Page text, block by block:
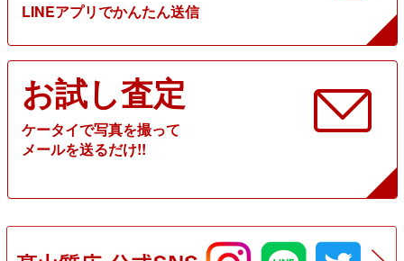
LINEアプリでかんたん送信
お試し査定
ケータイで写真を撮って
メールを送るだけ!!